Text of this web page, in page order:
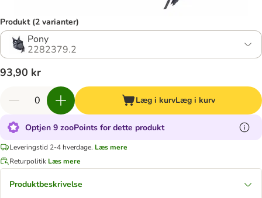
Produkt (2 varianter)
Pony
2282379.2
93,90 kr
Læg i kurvLæg i kurv
Optjen 9 zooPoints for dette produkt
Leveringstid 2-4 hverdage. Læs mere
Returpolitik Læs mere
Produktbeskrivelse